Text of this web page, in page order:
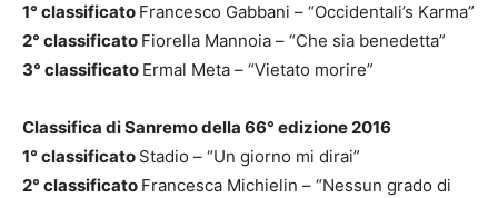
1° classificato Francesco Gabbani – “Occidentali’s Karma”
2° classificato Fiorella Mannoia – “Che sia benedetta”
3° classificato Ermal Meta – “Vietato morire”
Classifica di Sanremo della 66° edizione 2016
1° classificato Stadio – “Un giorno mi dirai”
2° classificato Francesca Michielin – “Nessun grado di